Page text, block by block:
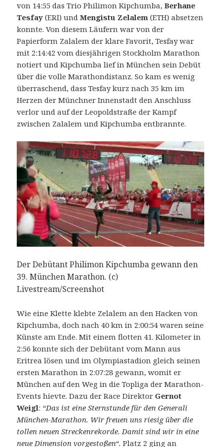
von 14:55 das Trio Philimon Kipchumba,Berhane
Tesfay (ERI) undMengistu Zelalem (ETH) absetzen
konnte. Von diesem Läufern war von der
Papierform Zalalem der klare Favorit, Tesfay war
mit 2:14:42 vom diesjährigen Stockholm Marathon
notiert und Kipchumba lief in München sein Debüt
über die volle Marathondistanz. So kam es wenig
überraschend, dass Tesfay kurz nach 35 km im
Herzen der Münchner Innenstadt den Anschluss
verlor und auf der Leopoldstraße der Kampf
zwischen Zalalem und Kipchumba entbrannte.
Der Debütant Philimon Kipchumba gewann den
39. München Marathon. (c)
Livestream/Screenshot
Wie eine Klette klebte Zelalem an den Hacken von
Kipchumba, doch nach 40 km in 2:00:54 waren seine
Künste am Ende. Mit einem flotten 41. Kilometer in
2:56 konnte sich der Debütant vom Mann aus
Eritrea lösen und im Olympiastadion gleich seinen
ersten Marathon in 2:07:28 gewann, womit er
München auf den Weg in die Topliga der Marathon-
Events hievte. Dazu der Race Direktor Gernot
Weigl: “Das ist eine Sternstunde für den Generali
München-Marathon. Wir freuen uns riesig über die
tollen neuen Streckenrekorde. Damit sind wir in eine
neue Dimension vorgestoßen“.Platz 2 ging an